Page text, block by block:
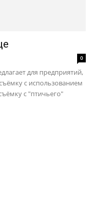
0
для предприятий,
с использованием
с "птичьего"